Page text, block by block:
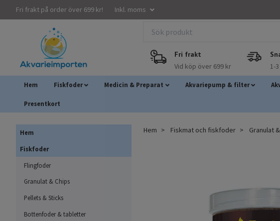
Fri frakt på order över 699 kr! Inkl. moms
Fri frakt
Vid köp över 699 kr
1-
Hem Fiskfoder Medicin & Preparat Akvariepump & filter
Presentkort
Hem
Fiskfoder
Flingfoder
Granulat & Chips
Pellets & Sticks
Bottenfoder & tabletter
Hem Fiskmat och fiskfoder Granulat